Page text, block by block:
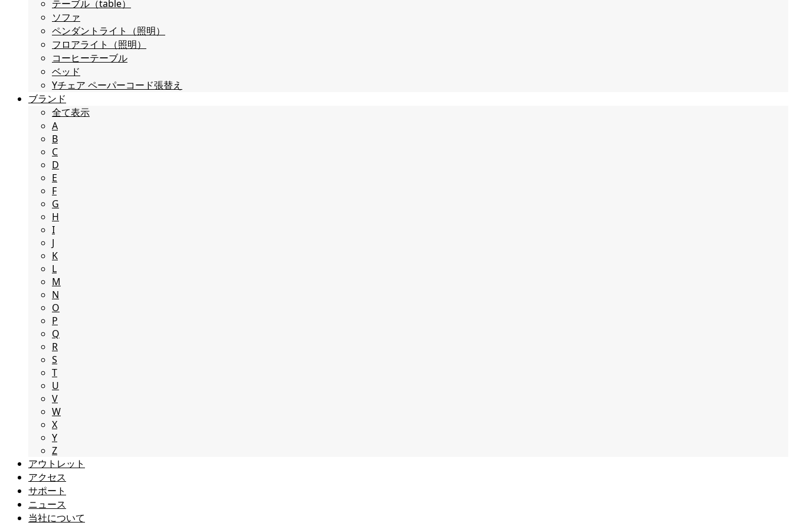
テーブル（table）
ソファ
ペンダントライト（照明）
フロアライト（照明）
コーヒーテーブル
ベッド
Yチェア ペーパーコード張替え
ブランド
全て表示
A
B
C
D
E
F
G
H
I
J
K
L
M
N
O
P
Q
R
S
T
U
V
W
X
Y
Z
アウトレット
アクセス
サポート
ニュース
当社について